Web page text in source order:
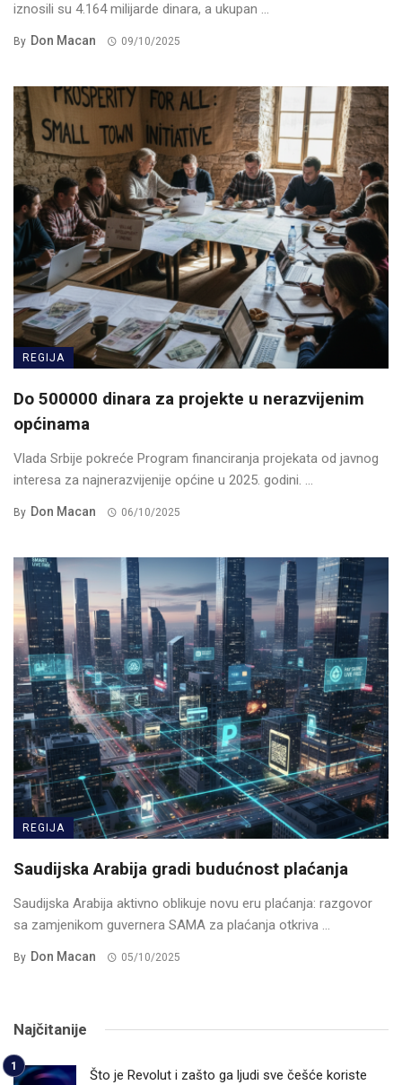
iznosili su 4.164 milijarde dinara, a ukupan ...
By Don Macan 09/10/2025
REGIJA
Do 500000 dinara za projekte u nerazvijenim
općinama
Vlada Srbije pokreće Program financiranja projekata od javnog
interesa za najnerazvijenije općine u 2025. godini. ...
By Don Macan 06/10/2025
REGIJA
Saudijska Arabija gradi budućnost plaćanja
Saudijska Arabija aktivno oblikuje novu eru plaćanja: razgovor
sa zamjenikom guvernera SAMA za plaćanja otkriva ...
By Don Macan 05/10/2025
Najčitanije
Što je Revolut i zašto ga ljudi sve češće koriste